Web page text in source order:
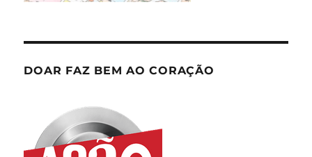
DOAR FAZ BEM AO CORAÇÃO